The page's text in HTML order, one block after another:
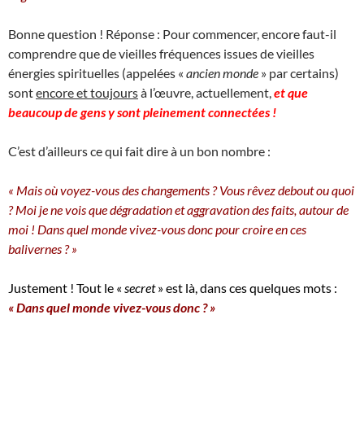
Bonne question ! Réponse : Pour commencer, encore faut-il
comprendre que de vieilles fréquences issues de vieilles
énergies spirituelles (appelées « ancien monde » par certains)
sontencore et toujoursà l’œuvre, actuellement, et que
beaucoup de gens y sont pleinement connectées !
C’est d’ailleurs ce qui fait dire à un bon nombre :
« Mais où voyez-vous des changements ? Vous rêvez debout ou quoi
? Moi je ne vois que dégradation et aggravation des faits, autour de
moi ! Dans quel monde vivez-vous donc pour croire en ces
balivernes ? »
Justement ! Tout le « secret» est là, dans ces quelques mots :
« Dans quel monde vivez-vous donc ? »